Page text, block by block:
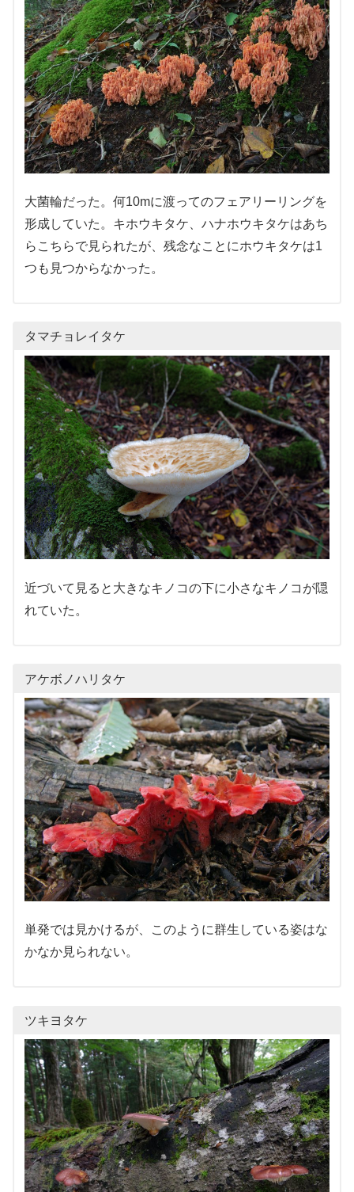
大菌輪だった。何10mに渡ってのフェアリーリングを
形成していた。キホウキタケ、ハナホウキタケはあち
らこちらで見られたが、残念なことにホウキタケは1
つも見つからなかった。
タマチョレイタケ
近づいて見ると大きなキノコの下に小さなキノコが隠
れていた。
アケボノハリタケ
単発では見かけるが、このように群生している姿はな
かなか見られない。
ツキヨタケ